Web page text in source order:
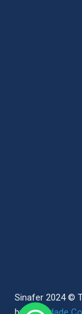
Sinafer 2024 ©